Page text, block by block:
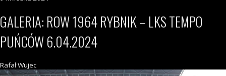
GALERIA: ROW 1964 RYBNIK – LKS TEMPO
PUŃCÓW 6.04.2024
Rafał Wujec